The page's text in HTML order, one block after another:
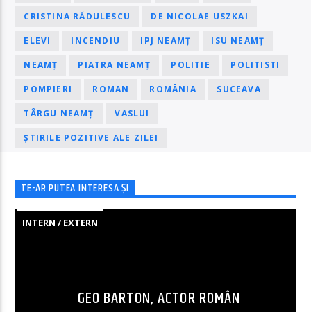
CRISTINA RĂDULESCU DE NICOLAE USZKAI
ELEVI INCENDIU IPJ NEAMȚ ISU NEAMȚ
NEAMȚ PIATRA NEAMȚ POLITIE POLITISTI
POMPIERI ROMAN ROMÂNIA SUCEAVA
TÂRGU NEAMȚ VASLUI
ȘTIRILE POZITIVE ALE ZILEI
TE-AR PUTEA INTERESA ȘI
INTERN / EXTERN
GEO BARTON, ACTOR ROMÂN